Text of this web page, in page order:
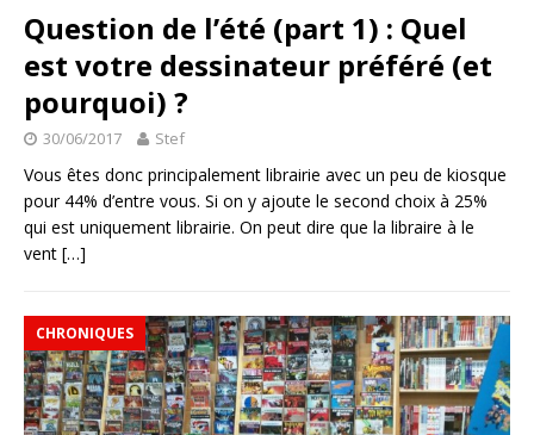
Question de l’été (part 1) : Quel
est votre dessinateur préféré (et
pourquoi) ?
30/06/2017 Stef
Vous êtes donc principalement librairie avec un peu de kiosque
pour 44% d’entre vous. Si on y ajoute le second choix à 25%
qui est uniquement librairie. On peut dire que la libraire à le
vent […]
CHRONIQUES